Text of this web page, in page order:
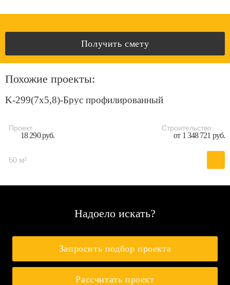
Получить смету
Похожие проекты:
K-299(7x5,8)-Брус профилированный
Проект
18 290 руб.
Строительство:
от 1 348 721 руб.
60 м²
Надоело искать?
Запросить подбор проекта
Рассчитать проект